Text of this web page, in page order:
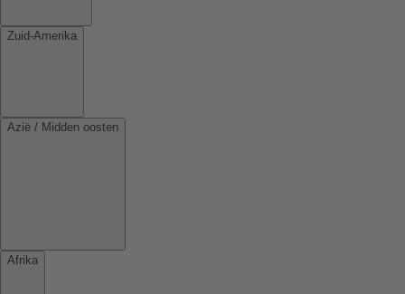
Zuid-Amerika
Azië / Midden oosten
Afrika